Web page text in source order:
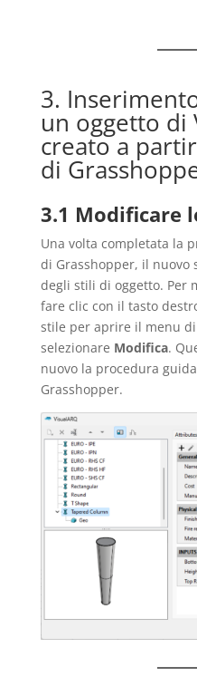
3.
un oggetto di
creato a
di
3.1 Modificare
Una volta completata la
di Grasshopper, il nuovo
degli stili di oggetto. Per
fare clic con il tasto
stile per aprire il menu
selezionare Modifica.
nuovo la procedura
Grasshopper.